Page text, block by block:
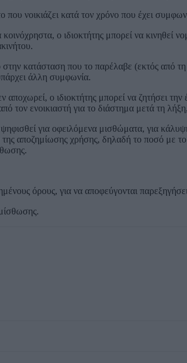
που νοικιάζει κατά τον χρόνο που έχει
ο ιδιοκτήτης μπορεί να κινηθεί
στην κατάσταση που το παρέλαβε (εκτός από
άλλη συμφωνία.
ο ιδιοκτήτης μπορεί να ζητήσει
τον ενοικιαστή για το διάστημα μετά τη
για οφειλόμενα μισθώματα, για
αποζημίωσης χρήσης, δηλαδή το ποσό με
όρους, για να αποφεύγονται